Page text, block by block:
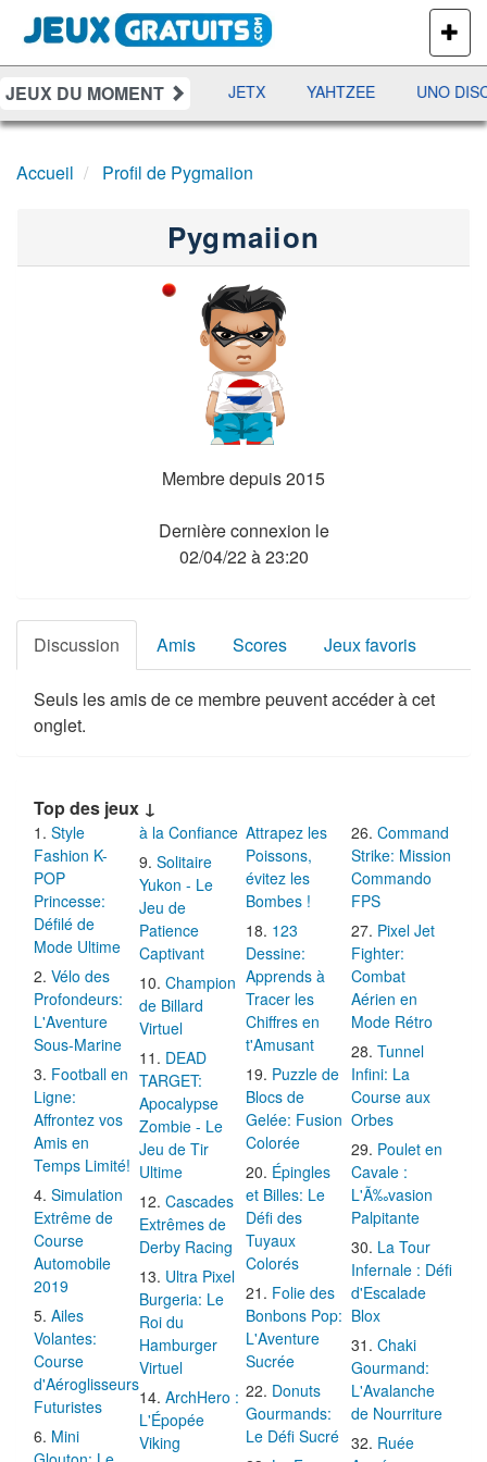
PLUS
DE
JEUX
JEUX DU MOMENT
DAMES RAMI JETX YAHTZEE UNO
Accueil Profil de Pygmaiion
Pygmaiion
Membre depuis 2015
Dernière connexion le
02/04/22 à 23:20
Discussion Amis Scores Jeux favoris
Seuls les amis de ce membre peuvent accéder à cet
onglet.
Top des jeux ↓
Style
Fashion K-
POP
Princesse:
Défilé de
Mode Ultime
Vélo des
Profondeurs:
L'Aventure
Sous-Marine
Football en
Ligne:
Affrontez vos
Amis en
Temps Limité!
Simulation
Extrême de
Course
Automobile
2019
Ailes
Volantes:
Course
d'Aéroglisseurs
Futuristes
Mini
à la Confiance
Solitaire
Yukon - Le
Jeu de
Patience
Captivant
Champion
de Billard
Virtuel
DEAD
TARGET:
Apocalypse
Zombie - Le
Jeu de Tir
Ultime
Cascades
Extrêmes de
Derby Racing
Ultra Pixel
Burgeria: Le
Roi du
Hamburger
Virtuel
ArchHero :
L'Épopée
Viking
Attrapez les
Poissons,
évitez les
Bombes !
123
Dessine:
Apprends à
Tracer les
Chiffres en
t'Amusant
Puzzle de
Blocs de
Gelée: Fusion
Colorée
Épingles
et Billes: Le
Défi des
Tuyaux
Colorés
Folie des
Bonbons Pop:
L'Aventure
Sucrée
Donuts
Gourmands:
Le Défi Sucré
Command
Strike: Mission
Commando
FPS
Pixel Jet
Fighter:
Combat
Aérien en
Mode Rétro
Tunnel
Infini: La
Course aux
Orbes
Poulet en
Cavale :
L'Ã‰vasion
Palpitante
La Tour
Infernale : Défi
d'Escalade
Blox
Chaki
Gourmand:
L'Avalanche
de Nourriture
Ruée